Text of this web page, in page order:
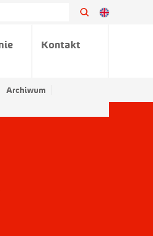
Archiwum
Kontakt